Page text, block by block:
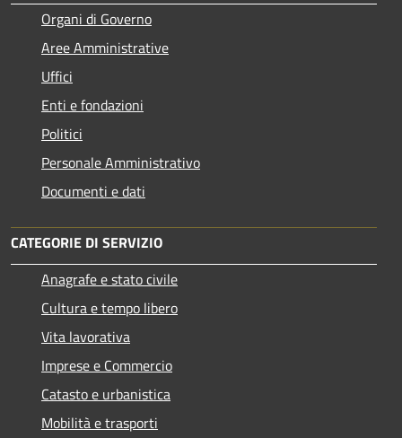
Organi di Governo
Aree Amministrative
Uffici
Enti e fondazioni
Politici
Personale Amministrativo
Documenti e dati
CATEGORIE DI SERVIZIO
Anagrafe e stato civile
Cultura e tempo libero
Vita lavorativa
Imprese e Commercio
Catasto e urbanistica
Mobilità e trasporti